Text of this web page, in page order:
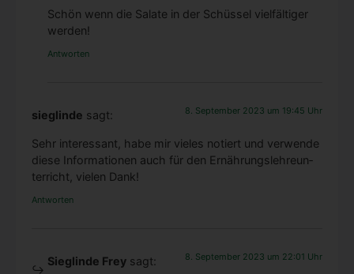
Schön wenn die Sala­te in der Schüs­sel viel­fäl­ti­ger
wer­den!
Antworten
sieglinde sagt: 8. September 2023 um 19:45 Uhr
Sehr inter­es­sant, habe mir vie­les notiert und ver­wen­de
die­se Infor­ma­tio­nen auch für den Ernäh­rungs­leh­re­un­
ter­richt, vie­len Dank!
Antworten
Sieglinde Frey sagt: 8. September 2023 um 22:01 Uhr